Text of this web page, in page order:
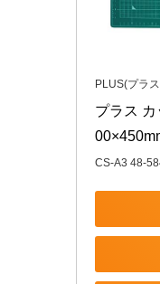
PLUS(プラ
プラス
CS-A3 48-